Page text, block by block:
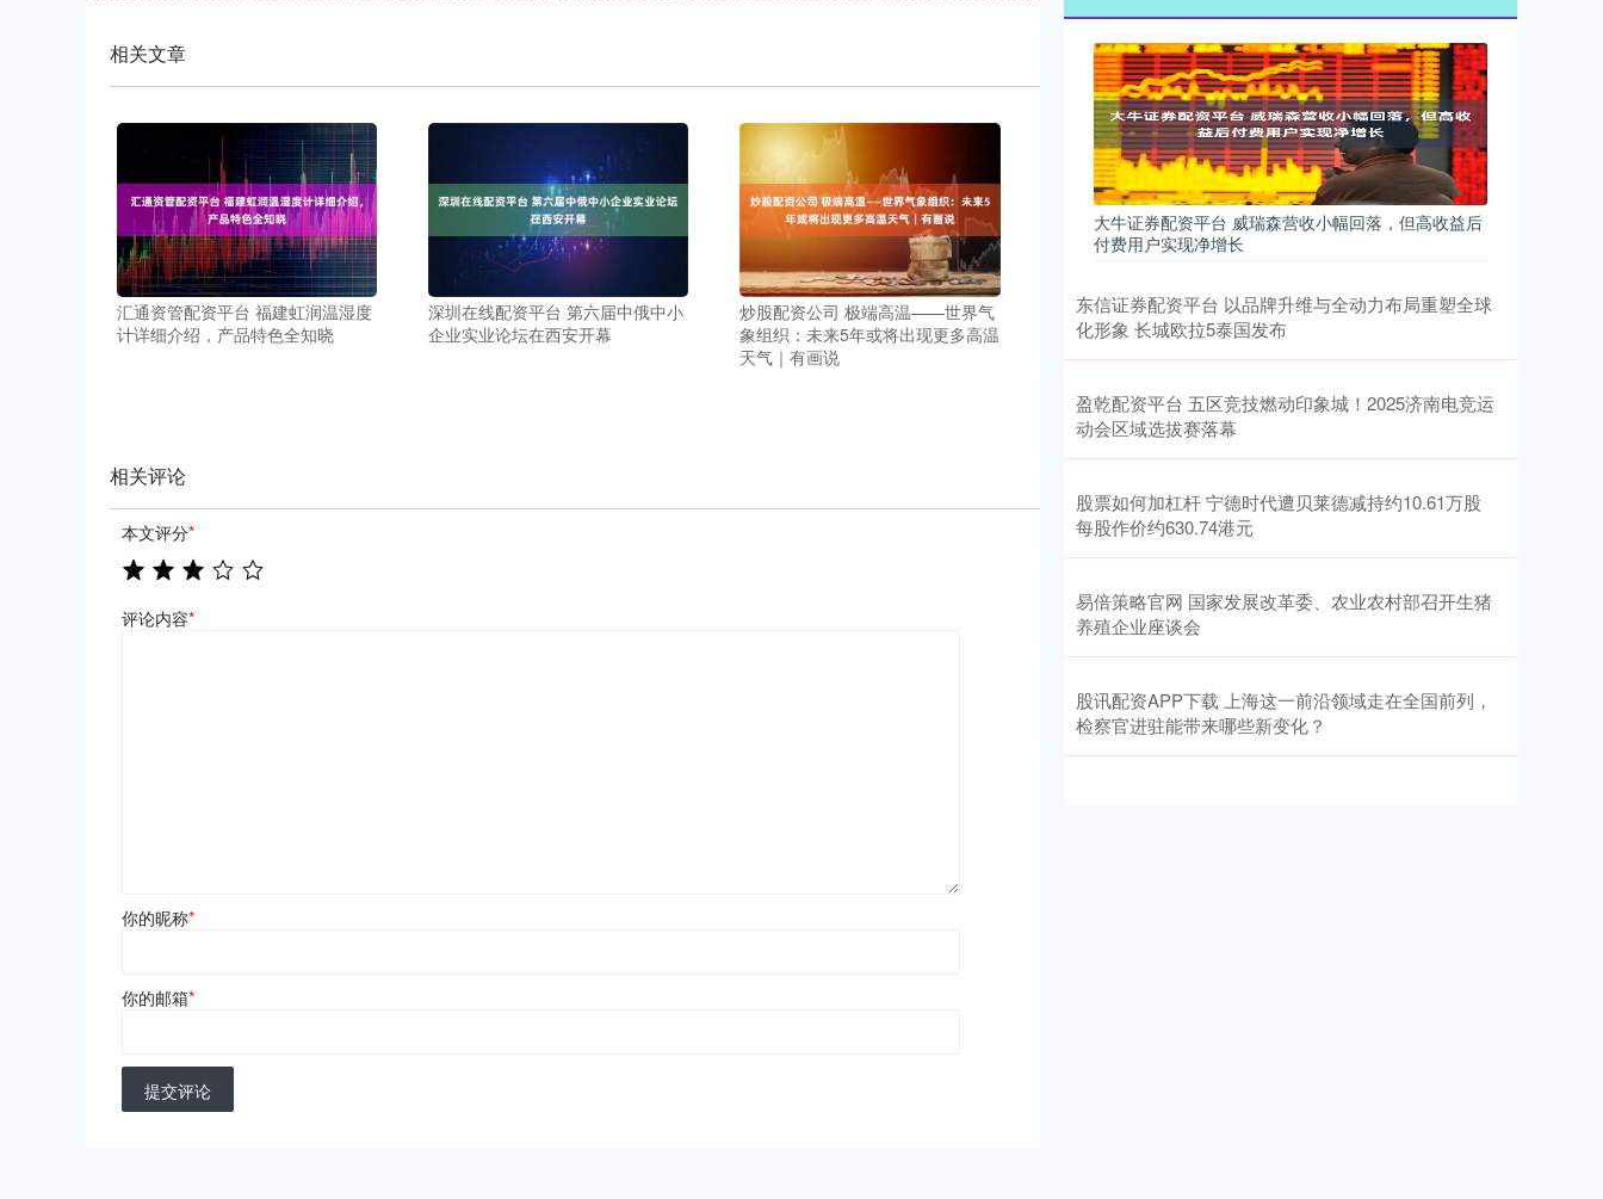
相关文章
汇通资管配资平台 福建虹润温湿度
计详细介绍，产品特色全知晓
深圳在线配资平台 第六届中俄中小
企业实业论坛在西安开幕
炒股配资公司 极端高温——世界气
象组织：未来5年或将出现更多高温
天气｜有画说
相关评论
本文评分*
评论内容*
你的昵称*
你的邮箱*
提交评论
大牛证券配资平台 威瑞森营收小幅回落，但高收益后
付费用户实现净增长
东信证券配资平台 以品牌升维与全动力布局重塑全球
化形象 长城欧拉5泰国发布
盈乾配资平台 五区竞技燃动印象城！2025济南电竞运
动会区域选拔赛落幕
股票如何加杠杆 宁德时代遭贝莱德减持约10.61万股
每股作价约630.74港元
易倍策略官网 国家发展改革委、农业农村部召开生猪
养殖企业座谈会
股讯配资APP下载 上海这一前沿领域走在全国前列，
检察官进驻能带来哪些新变化？